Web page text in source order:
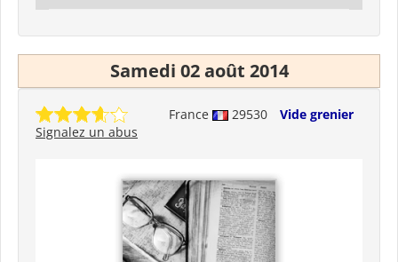
Samedi 02 août 2014
France 29530
Vide grenier
Signalez un abus